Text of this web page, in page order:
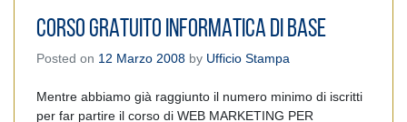
CORSO GRATUITO INFORMATICA DI BASE
Posted on 12 Marzo 2008 by Ufficio Stampa
Mentre abbiamo già raggiunto il numero minimo di iscritti
per far partire il corso di WEB MARKETING PER